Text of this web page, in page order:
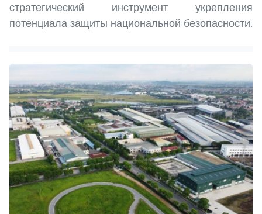
стратегический инструмент укрепления
потенциала защиты национальной безопасности.